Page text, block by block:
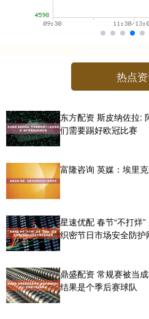
热点
东方配资 斯皮纳佐拉:
们需要踢好欧冠比赛
富隆咨询 英媒：埃里
星速优配 春节“不打烊
织密节日市场安全防护
鼎盛配资 常规赛被当
结果是个季后赛球队